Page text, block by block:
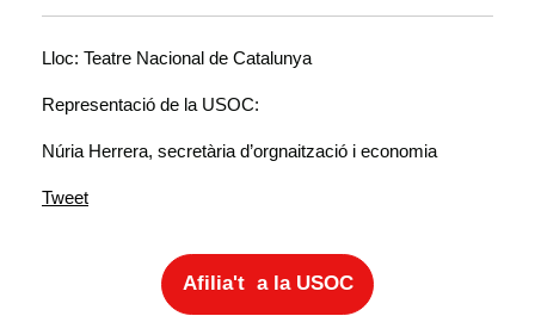
Lloc: Teatre Nacional de Catalunya
Representació de la USOC:
Núria Herrera, secretària d’orgnaització i economia
Tweet
Afilia't a la USOC